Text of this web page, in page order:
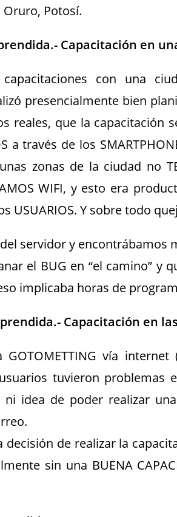
Oruro, Potosí.
Capacitación en
capacitaciones con una
presencialmente bien
reales, que la capacitación
a través de los
zonas de la ciudad no
WIFI, y esto era
USUARIOS. Y sobre todo
servidor y encontrábamos
el BUG en “el camino” y
implicaba horas de
Capacitación en
GOTOMETTING vía
tuvieron problemas
ni idea de poder realizar
decisión de realizar la
sin una BUENA